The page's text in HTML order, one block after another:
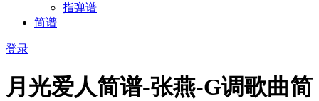
指弹谱
简谱
登录
月光爱人简谱-张燕-G调歌曲简